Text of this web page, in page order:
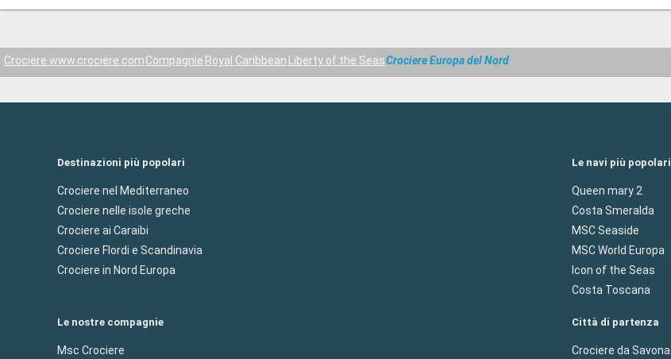
Crociere www.crociere.comCompagnie Royal Caribbean Liberty of the SeasCrociere Europa del Nord
Destinazioni più popolari
Crociere nel Mediterraneo
Crociere nelle isole greche
Crociere ai Caraibi
Crociere Flordi e Scandinavia
Crociere in Nord Europa
Le navi più popolari
Queen mary 2
Costa Smeralda
MSC Seaside
MSC World Europa
Icon of the Seas
Costa Toscana
Le nostre compagnie
Msc Crociere
Città di partenza
Crociere da Savona